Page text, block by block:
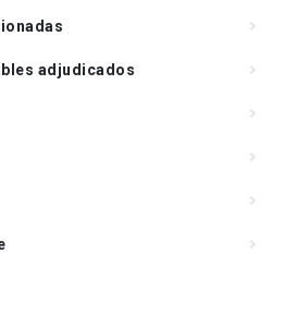
keyboard_arrow_right
adjudicados keyboard_arrow_right
keyboard_arrow_right
keyboard_arrow_right
keyboard_arrow_right
keyboard_arrow_right